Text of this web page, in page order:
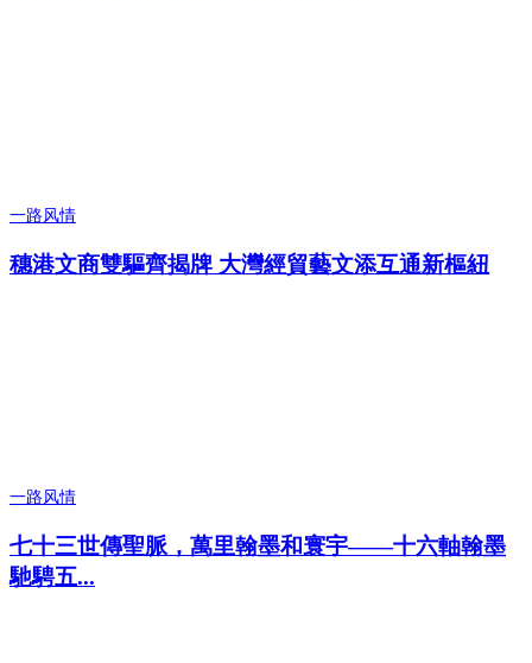
一路风情
穗港文商雙驅齊揭牌 大灣經貿藝文添互通新樞紐
一路风情
七十三世傳聖脈，萬里翰墨和寰宇——十六軸翰墨
馳騁五...